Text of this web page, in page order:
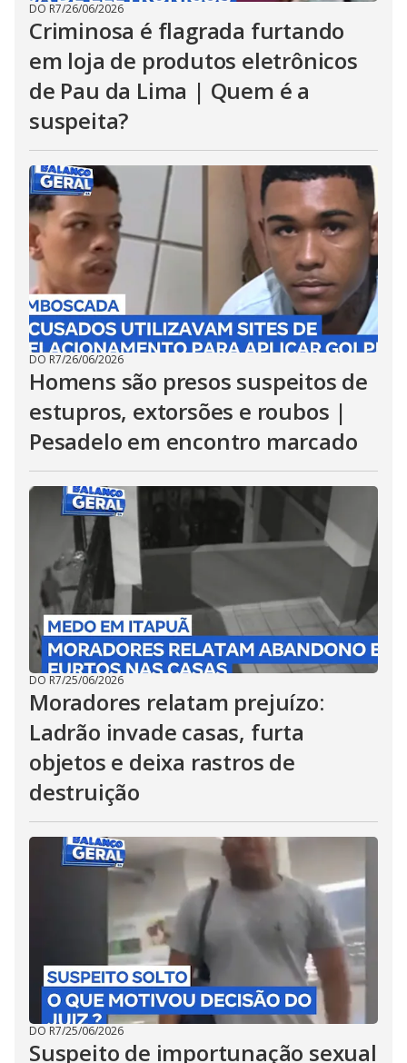
DO R7/26/06/2026
Criminosa é flagrada furtando
em loja de produtos eletrônicos
de Pau da Lima | Quem é a
suspeita?
DO R7/26/06/2026
Homens são presos suspeitos de
estupros, extorsões e roubos |
Pesadelo em encontro marcado
DO R7/25/06/2026
Moradores relatam prejuízo:
Ladrão invade casas, furta
objetos e deixa rastros de
destruição
DO R7/25/06/2026
Suspeito de importunação sexual